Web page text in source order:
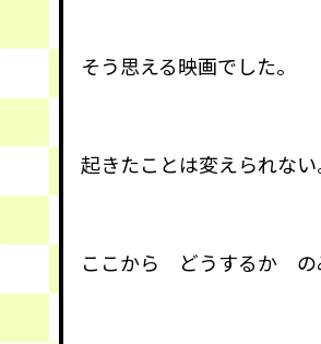
そう思える映画でした。
起きたことは変えられない
ここから どうするか の